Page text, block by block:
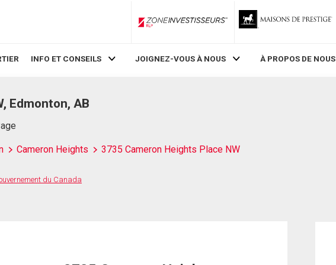
ZoneInvestisseurs RLP
INFO ET CONSEILS JOIGNEZ-VOUS À NOUS À PROPOS DE NOUS
Edmonton, AB
Cameron Heights 3735 Cameron Heights Place NW
du Canada